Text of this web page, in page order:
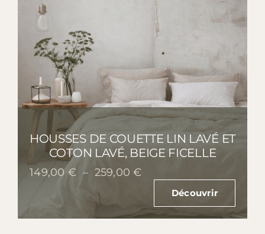
HOUSSES DE COUETTE LIN LAVÉ ET
COTON LAVÉ, BEIGE FICELLE
149,00 € – 259,00€Plage
149,00 €
Découvrir